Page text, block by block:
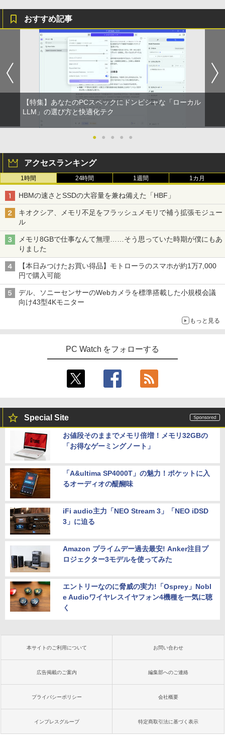
おすすめ記事
【特集】あなたのPCスペックにドンピシャな「ローカル
LLM」の選び方と快適化テク
● ● ● ● ●
アクセスランキング
1時間 24時間 1週間 1カ月
HBMの速さとSSDの大容量を兼ね備えた「HBF」
キオクシア、メモリ不足をフラッシュメモリで補う拡張モジュー
ル
メモリ8GBで仕事なんて無理……そう思っていた時期が僕にもあ
りました
【本日みつけたお買い得品】モトローラのスマホが約1万7,000
円で購入可能
デル、ソニーセンサーのWebカメラを標準搭載した小規模会議
向け43型4Kモニター
もっと見る
PC Watch をフォローする
Special Site
お値段そのままでメモリ倍増！メモリ32GBの
「お得なゲーミングノート」
「A&ultima SP4000T」の魅力！ポケットに入
るオーディオの醍醐味
iFi audio主力「NEO Stream 3」「NEO iDSD
3」に迫る
Amazon プライムデー過去最安! Anker注目プ
ロジェクター3モデルを使ってみた
エントリーなのに脅威の実力!「Osprey」Nobl
e Audioワイヤレスイヤフォン4機種を一気に聴
く
本サイトのご利用について お問い合わせ
広告掲載のご案内 編集部へのご連絡
プライバシーポリシー 会社概要
インプレスグループ 特定商取引法に基づく表示